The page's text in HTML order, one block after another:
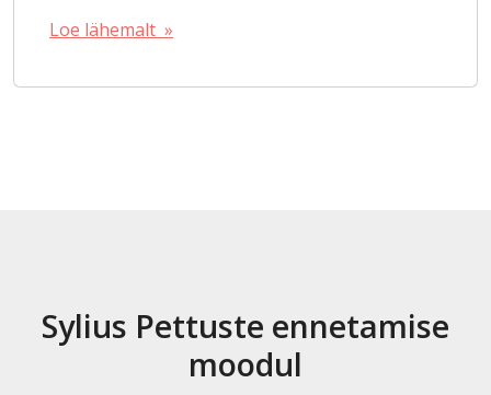
Loe lähemalt »
Sylius Pettuste ennetamise
moodul